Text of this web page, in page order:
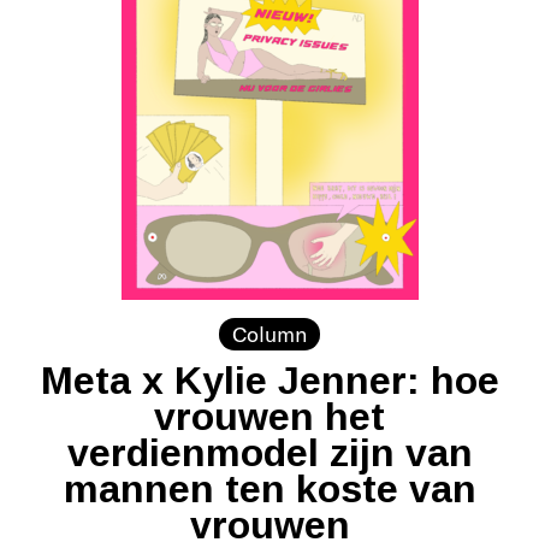
Column
Meta x Kylie Jenner: hoe
vrouwen het
verdienmodel zijn van
mannen ten koste van
vrouwen